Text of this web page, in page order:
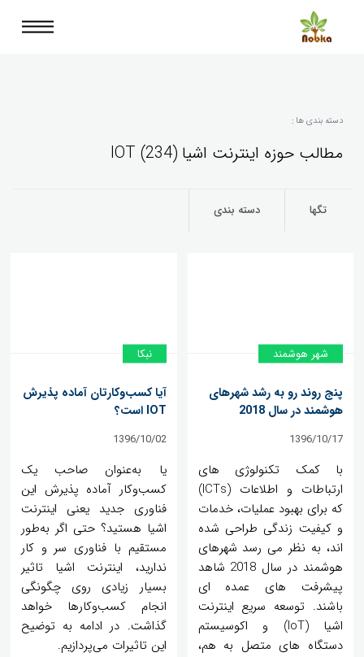
دسته بندی ها :
مطالب حوزه اینترنت اشیا IOT (234)
تگها دسته بندی
شهر هوشمند
پنج روند رو به رشد شهرهای
هوشمند در سال 2018
1396/10/17
با کمک تکنولوژی های
ارتباطات و اطلاعات (ICTs)
که برای بهبود عملیات، خدمات
و کیفیت زندگی طراحی شده
اند، به نظر می رسد شهرهای
هوشمند در سال 2018 شاهد
پیشرفت های عمده ای
باشند. توسعه سریع اینترنت
اشیا (IoT) و اکوسیستم
دستگاه های متصل به هم،
نبکا
آیا کسب‌وکارتان آماده پذیرش
IOT است؟
1396/10/02
یا به‌عنوان صاحب یک
کسب‌وکار آماده پذیرش این
فناوری جدید یعنی اینترنت
اشیا هستید؟ حتی اگر به‌طور
مستقیم با فناوری سر و کار
ندارید، اینترنت اشیا تاثیر
بسیار زیادی روی چگونگی
انجام کسب‌وکارها خواهد
گذاشت. در ادامه به توضیح
این تاثیرات می‌پردازیم.